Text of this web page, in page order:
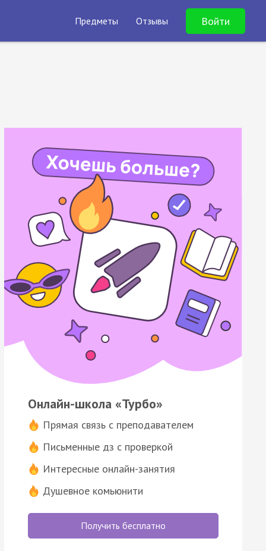
Предметы Отзывы Войти
Онлайн-школа «Турбо»
Прямая связь с преподавателем
Письменные дз с проверкой
Интересные онлайн-занятия
Душевное комьюнити
Получить бесплатно